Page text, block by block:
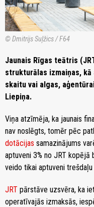
© Dmitrijs Suļžics / F64
Jaunais Rīgas teātris
strukturālas izmaiņas,
skaitu vai algas,
Liepiņa.
Viņa atzīmēja, ka jaunais
nav noslēgts, tomēr pēc
dotācijas samazinājums
aptuveni 3% no JRT
veido tikai aptuveni
JRT pārstāve uzsvēra, ka
operatīvajās izmaksās,